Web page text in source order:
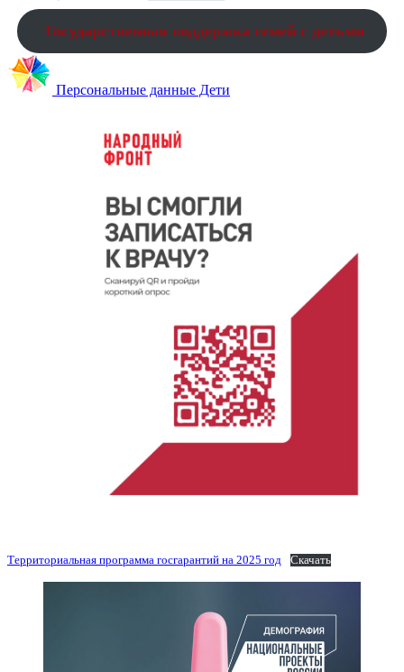
Государственная поддержка семей с детьми
Персональные данные Дети
Территориальная программа госгарантий на 2025 год Скачать